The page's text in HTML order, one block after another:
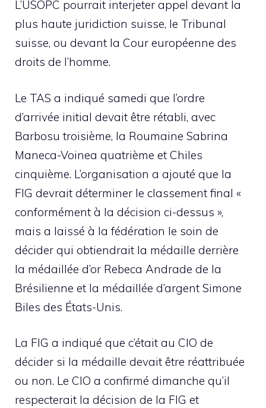
L’USOPC pourrait interjeter appel devant la
plus haute juridiction suisse, le Tribunal
suisse, ou devant la Cour européenne des
droits de l’homme.
Le TAS a indiqué samedi que l’ordre
d’arrivée initial devait être rétabli, avec
Barbosu troisième, la Roumaine Sabrina
Maneca-Voinea quatrième et Chiles
cinquième. L’organisation a ajouté que la
FIG devrait déterminer le classement final «
conformément à la décision ci-dessus »,
mais a laissé à la fédération le soin de
décider qui obtiendrait la médaille derrière
la médaillée d’or Rebeca Andrade de la
Brésilienne et la médaillée d’argent Simone
Biles des États-Unis.
La FIG a indiqué que c’était au CIO de
décider si la médaille devait être réattribuée
ou non. Le CIO a confirmé dimanche qu’il
respecterait la décision de la FIG et